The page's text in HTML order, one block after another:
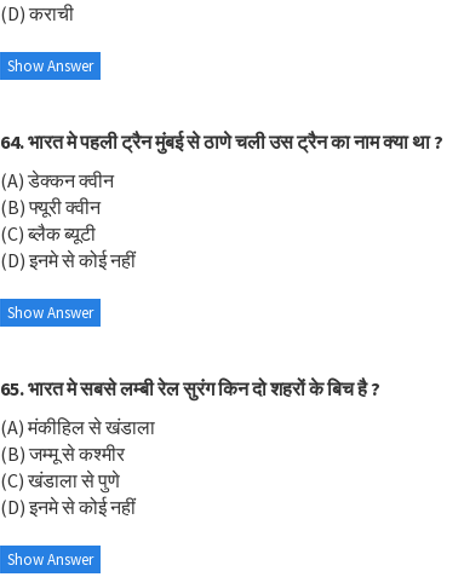
(D) कराची
Show Answer
64. भारत मे पहली ट्रैन मुंबई से ठाणे चली उस ट्रैन का नाम क्या था ?
(A) डेक्कन क्वीन
(B) फ्यूरी क्वीन
(C) ब्लैक ब्यूटी
(D) इनमे से कोई नहीं
Show Answer
65. भारत मे सबसे लम्बी रेल सुरंग किन दो शहरों के बिच है ?
(A) मंकीहिल से खंडाला
(B) जम्मू से कश्मीर
(C) खंडाला से पुणे
(D) इनमे से कोई नहीं
Show Answer